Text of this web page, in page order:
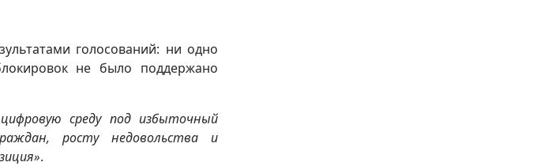
голосований: ни одно
не было поддержано
среду под избыточный
росту недовольства и
.